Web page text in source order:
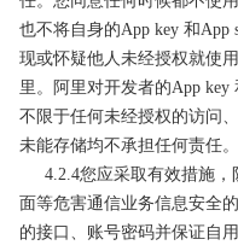
也不将自身的App key 和App
现或怀疑他人未经授权就使
里。阿里对开发者的App key
不限于任何未经授权的访问
未能存储均不承担任何责任。
4.2.4您应采取有效措施，
面等危害通信业务信息安全
的接口、账号密码并保证自